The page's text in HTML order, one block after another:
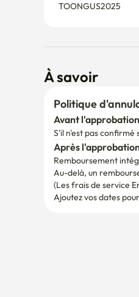
TOONGUS2025
À savoir
Politique
Avant
S'il n'est pas confirmé
Après
Remboursement
Au-delà, un
(Les frais de service
Ajoutez vos dates